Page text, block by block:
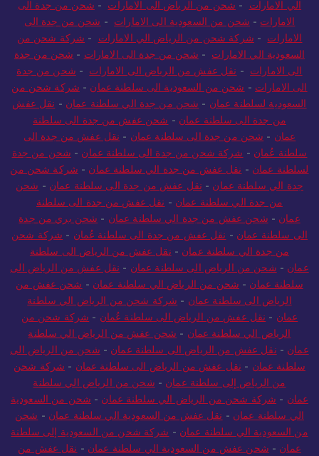
الي الامارات - شحن من الرياض الى الامارات - شحن من جدة الى
الامارات - شحن من السعودية الى الامارات - شحن من جدة الى
الامارات - شركة شحن من الرياض الي الامارات - شركة شحن من
السعودية الي الامارات - شحن من جدة الى الامارات - شحن من جدة
الى الامارات - نقل عفش من الرياض الى الامارات - شحن من جدة
الى الامارات - شحن من السعودية الى سلطنة عمان - شركة شحن من
السعودية لسلطنة عمان - شحن من جدة الي سلطنة عمان - نقل عفش
من جدة الى سلطنة عمان - شحن عفش من جدة الى سلطنة
عمان - شحن من جدة الى سلطنة عمان - نقل عفش من جدة الى
سلطنة عُمان - شركة شحن من جدة الى سلطنة عمان - شحن من جدة
لسلطنة عمان - نقل عفش من جدة الي سلطنة عمان - شركة شحن من
جدة الي سلطنة عمان - نقل عفش من جدة الى سلطنة عمان - شحن
من جدة الي سلطنة عمان - نقل عفش من جدة الى سلطنة
عمان - شحن عفش من جدة الي سلطنة عمان - شحن بري من جدة
الى سلطنة عمان - نقل عفش من جدة الى سلطنة عُمان - شركة شحن
من جدة الي سلطنة عمان - نقل عفش من الرياض الى سلطنة
عمان - شحن من الرياض الى سلطنة عمان - نقل عفش من الرياض الى
سلطنة عمان - شحن من الرياض الي سلطنة عمان - شحن عفش من
الرياض الى سلطنة عمان - شركة شحن من الرياض الي سلطنة
عمان - نقل عفش من الرياض الى سلطنة عُمان - شركة شحن من
الرياض الي سلطنة عمان - شحن عفش من الرياض الي سلطنة
عمان - نقل عفش من الرياض الى سلطنة عمان - شحن من الرياض الى
سلطنة عمان - نقل عفش من الرياض الى سلطنة عمان - شركة شحن
من الرياض إلى سلطنة عمان - شحن من الرياض الي سلطنة
عمان - شركة شحن من الرياض الي سلطنة عمان - شحن من السعودية
الي سلطنة عمان - نقل عفش من السعودية الي سلطنة عمان - شحن
من السعودية الي سلطنة عمان - شركة شحن من السعودية إلى سلطنة
عمان - شحن عفش من السعودية الي سلطنة عمان - نقل عفش من